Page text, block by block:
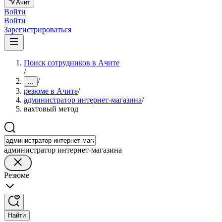
Ачит
Войти
Войти
Зарегистрироваться
Поиск сотрудников в Ачите
/
... /
резюме в Ачите/
администратор интернет-магазина/
вахтовый метод
администратор интернет-магазина
Резюме
Найти